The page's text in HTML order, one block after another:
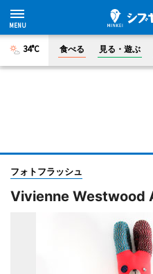
34°C 食べる 見る・遊ぶ
フォトフラッシュ
Vivienne Westwood